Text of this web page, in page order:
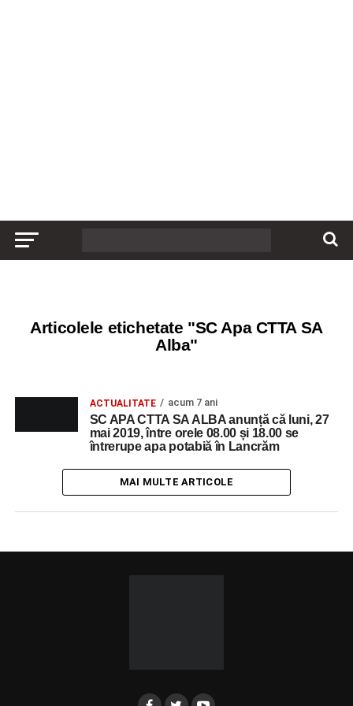
Articolele etichetate "SC Apa CTTA SA
Alba"
ACTUALITATE acum 7 ani
SC APA CTTA SA ALBA anunță că luni, 27
mai 2019, între orele 08.00 și 18.00 se
întrerupe apa potabiă în Lancrăm
MAI MULTE ARTICOLE